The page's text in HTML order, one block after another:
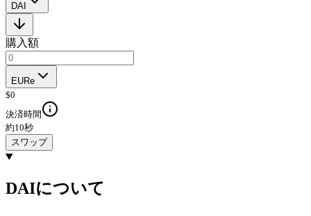
DAI
購入額
EURe
$0
決済時間
約10秒
スワップ
DAIについて